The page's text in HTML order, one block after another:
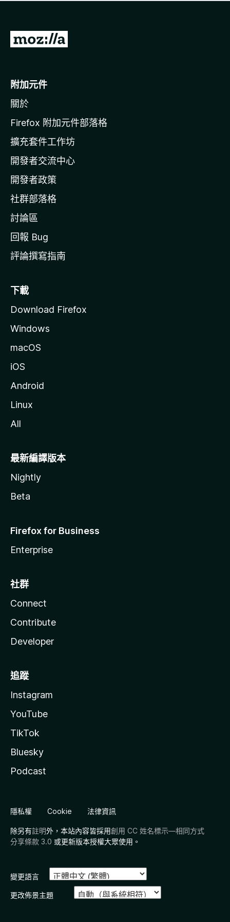
有
前
o
i
l
a
官
網
附加元件
關於
Firefox 附加元件部落格
擴充套件工作坊
開發者交流中心
開發者政策
社群部落格
討論區
回報 Bug
評論撰寫指南
下載
Download Firefox
Windows
macOS
iOS
Android
Linux
All
最新編譯版本
Nightly
Beta
Firefox for Business
Enterprise
社群
Connect
Contribute
Developer
追蹤
Instagram
YouTube
TikTok
Bluesky
Podcast
隱私權 Cookie 法律資訊
除另有註明外，本站內容皆採用創用 CC 姓名標示—相同方式
分享條款 3.0 或更新版本授權大眾使用。
變更語言
更改佈景主題